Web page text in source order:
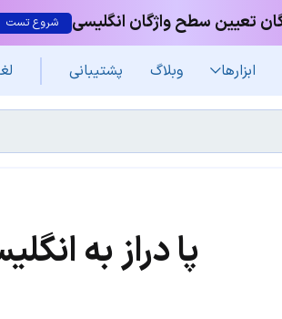
تعیین سطح واژگان انگلیسی شروع تست
ابزارها وبلاگ پشتیبانی
پا دراز به